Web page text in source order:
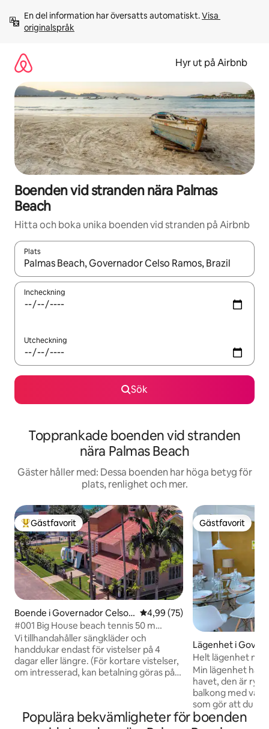
innehåll
En del information har översatts automatiskt. Visa
originalspråk
Hyr ut på Airbnb
Boenden vid stranden nära Palmas
Beach
Hitta och boka unika boenden vid stranden på Airbnb
Plats
När resultaten är tillgängliga kan du navigera med upp- och
Incheckning
Utcheckning
Sök
Topprankade boenden vid stranden
nära Palmas Beach
Gäster håller med: Dessa boenden har höga betyg för
plats, renlighet och mer.
Populär gästfavorit
Gästfavorit
Boende i Governador Celso
Ramos
4,99 av 5 i genomsnittligt
4,99 (75)
#001 Big House beach tennis 50 m
Palmas beach
Vi tillhandahåller sängkläder och
handdukar endast för vistelser på 4
dagar eller längre. (För kortare vistelser,
om intresserad, kan betalning göras på
fira din födelsedag? Du har hittat den! Ta
Gästfavorit
Gästfavorit
Lägenhet i
o Ramos
Helt lägenhet
över havet TOPP!
Min lägenhet har
havet, den är
balkong med
som gör att du
privat grill,
Populära bekvämligheter för boenden